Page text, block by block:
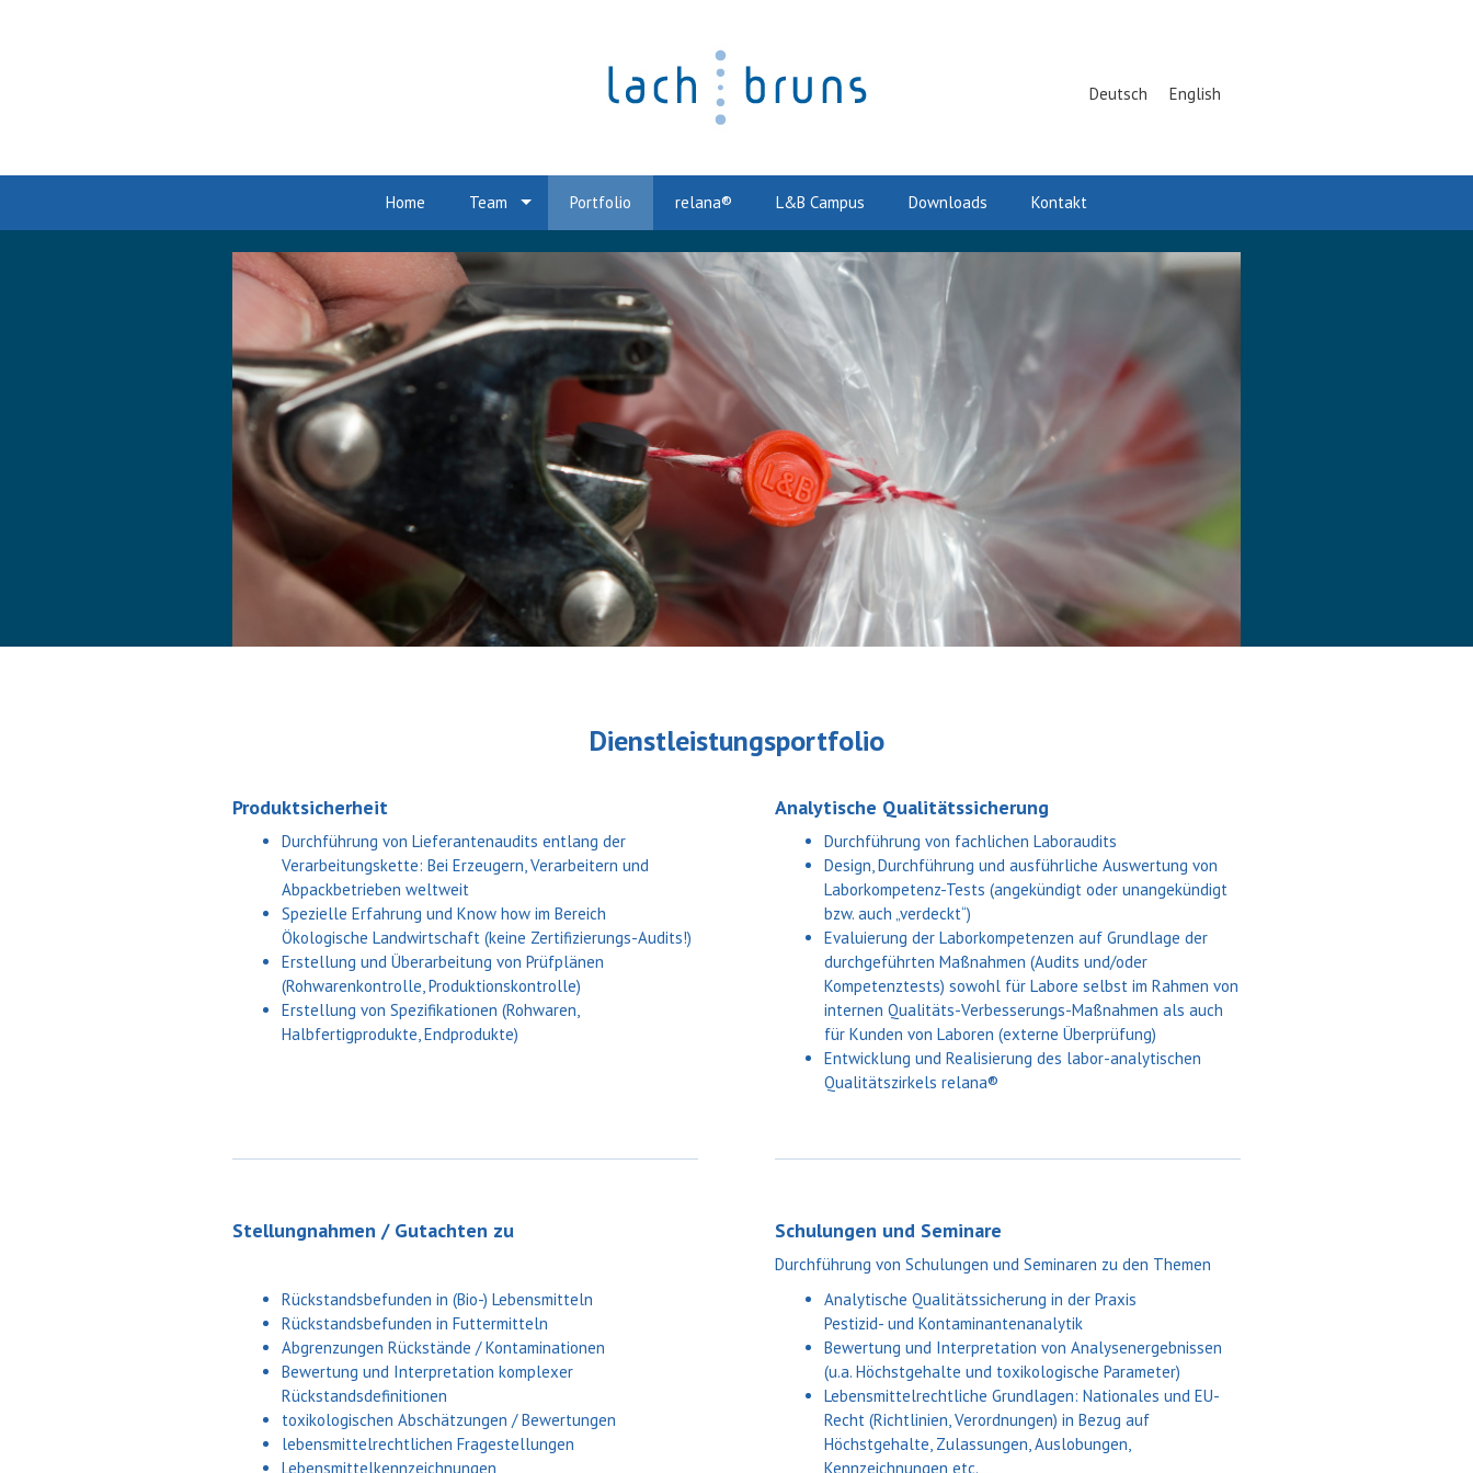
Deutsch English
Home Team Portfolio relana® L&B Campus Downloads Kontakt
Dienstleistungsportfolio
Produktsicherheit
Durchführung von Lieferantenaudits entlang der
Verarbeitungskette: Bei Erzeugern, Verarbeitern und
Abpackbetrieben weltweit
Spezielle Erfahrung und Know how im Bereich
Ökologische Landwirtschaft (keine Zertifizierungs-Audits!)
Erstellung und Überarbeitung von Prüfplänen
(Rohwarenkontrolle, Produktionskontrolle)
Erstellung von Spezifikationen (Rohwaren,
Halbfertigprodukte, Endprodukte)
Stellungnahmen / Gutachten zu
Rückstandsbefunden in (Bio-) Lebensmitteln
Rückstandsbefunden in Futtermitteln
Abgrenzungen Rückstände / Kontaminationen
Bewertung und Interpretation komplexer
Rückstandsdefinitionen
toxikologischen Abschätzungen / Bewertungen
lebensmittelrechtlichen Fragestellungen
Lebensmittelkennzeichnungen
Analytische Qualitätssicherung
Durchführung von fachlichen Laboraudits
Design, Durchführung und ausführliche Auswertung von
Laborkompetenz-Tests (angekündigt oder unangekündigt
bzw. auch „verdeckt“)
Evaluierung der Laborkompetenzen auf Grundlage der
durchgeführten Maßnahmen (Audits und/oder
Kompetenztests) sowohl für Labore selbst im Rahmen von
internen Qualitäts-Verbesserungs-Maßnahmen als auch
für Kunden von Laboren (externe Überprüfung)
Entwicklung und Realisierung des labor-analytischen
Qualitätszirkels relana®
Schulungen und Seminare
Durchführung von Schulungen und Seminaren zu den Themen
Analytische Qualitätssicherung in der Praxis
Pestizid- und Kontaminantenanalytik
Bewertung und Interpretation von Analysenergebnissen
(u.a. Höchstgehalte und toxikologische Parameter)
Lebensmittelrechtliche Grundlagen: Nationales und EU-
Recht (Richtlinien, Verordnungen) in Bezug auf
Höchstgehalte, Zulassungen, Auslobungen,
Kennzeichnungen etc.